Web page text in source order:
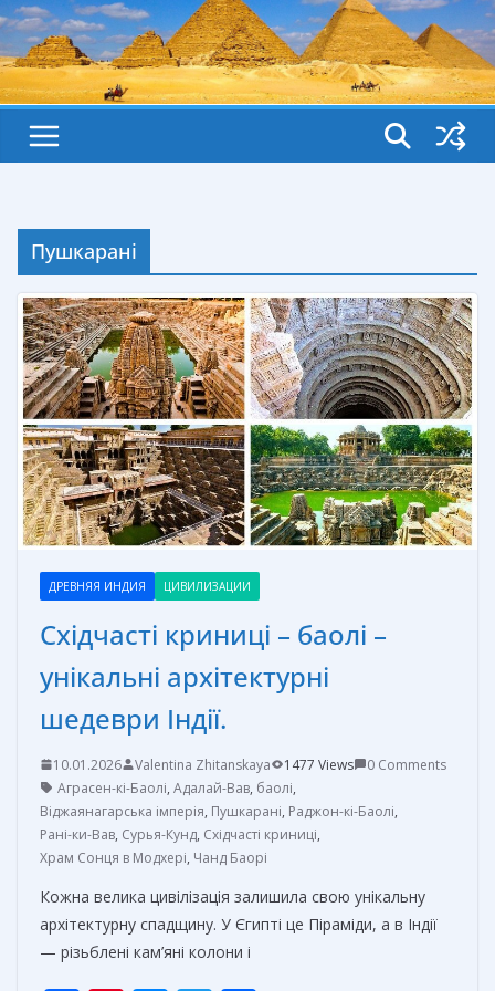
Пушкарані
ДРЕВНЯЯ ИНДИЯ ЦИВИЛИЗАЦИИ
Східчасті криниці – баолі –
унікальні архітектурні
шедеври Індії.
10.01.2026 Valentina Zhitanskaya 1477 Views
0 Comments
Аграсен-кі-Баолі, Адалай-Вав, баолі,
Віджаянагарська імперія, Пушкарані, Раджон-кі-Баолі,
Рані-ки-Вав, Сурья-Кунд, Східчасті криниці,
Храм Сонця в Модхері, Чанд Баорі
Кожна велика цивілізація залишила свою унікальну
архітектурну спадщину. У Єгипті це Піраміди, а в Індії
— різьблені кам’яні колони і